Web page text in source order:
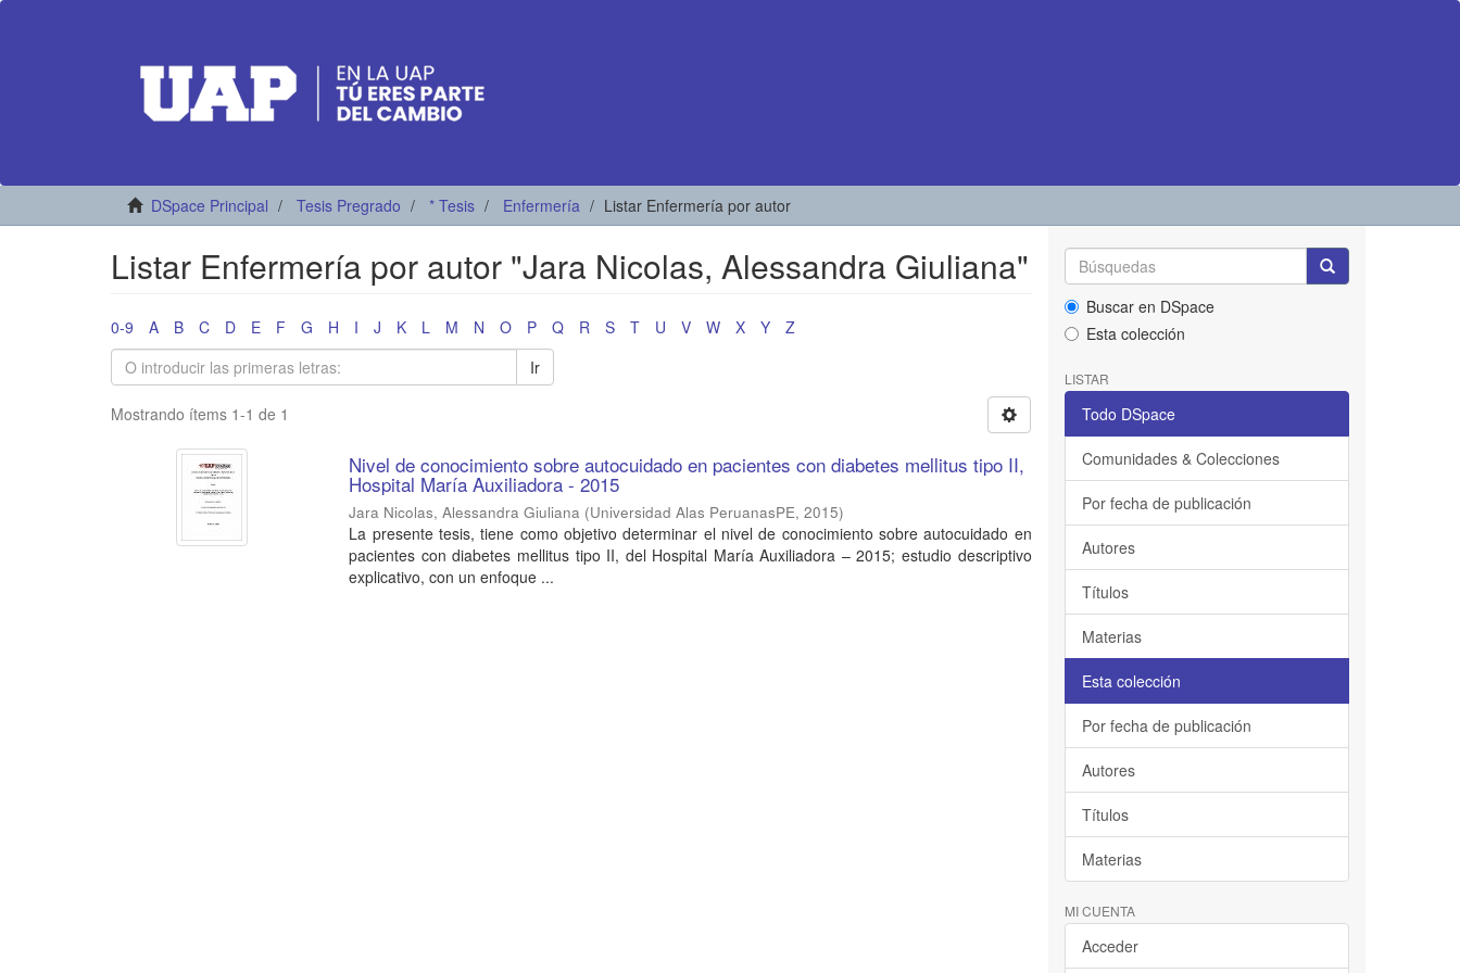
DSpace Principal Tesis Pregrado * Tesis Enfermería Listar Enfermería por autor
Listar Enfermería por autor "Jara Nicolas, Alessandra Giuliana"
0-9 A B C D E F G H I J K L M N O P Q R S T U V W X Y
Z
Ir
Mostrando ítems 1-1 de 1
Nivel de conocimiento sobre autocuidado en pacientes con diabetes mellitus tipo II,
Hospital María Auxiliadora - 2015
Jara Nicolas, Alessandra Giuliana (Universidad Alas PeruanasPE,2015)
La presente tesis, tiene como objetivo determinar el nivel de conocimiento sobre autocuidado en
pacientes con diabetes mellitus tipo II, del Hospital María Auxiliadora – 2015; estudio descriptivo
explicativo, con un enfoque ...
Buscar en DSpace
Esta colección
LISTAR
Todo DSpace
Comunidades & Colecciones
Por fecha de publicación
Autores
Títulos
Materias
Esta colección
Por fecha de publicación
Autores
Títulos
Materias
MI CUENTA
Acceder